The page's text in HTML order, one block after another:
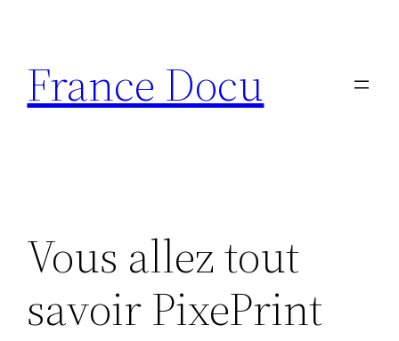
contenu
France Docu
Vous allez tout
savoir PixePrint